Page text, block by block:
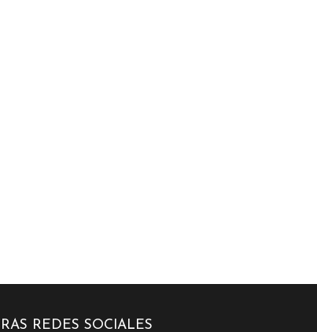
REDES SOCIALES